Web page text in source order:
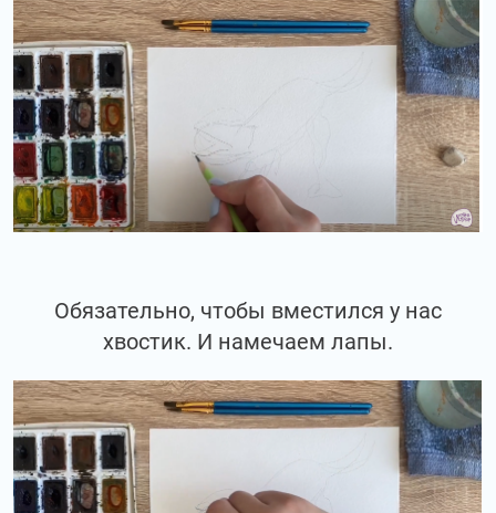
Обязательно, чтобы вместился у нас
хвостик. И намечаем лапы.